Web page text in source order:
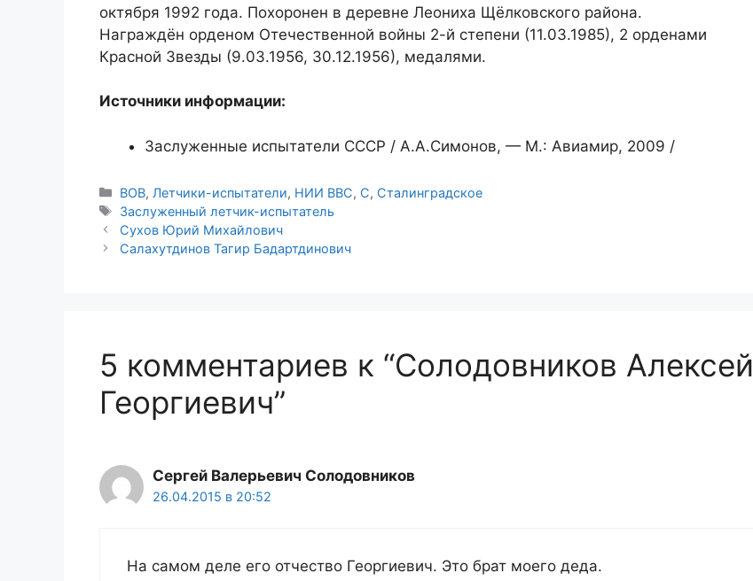
октября 1992 года. Похоронен в деревне Леониха Щёлковского района.
Награждён орденом Отечественной войны 2-й степени (11.03.1985), 2 орденами
Красной Звезды (9.03.1956, 30.12.1956), медалями.
Источники информации:
Заслуженные испытатели СССР / А.А.Симонов, — М.: Авиамир, 2009 /
Рубрики
ВОВ,Летчики-испытатели, НИИ ВВС, С, Сталинградское
Метки
Заслуженный летчик-испытатель
Сухов Юрий Михайлович
Салахутдинов Тагир Бадартдинович
5 комментариев к “Солодовников Алексей
Георгиевич”
Сергей Валерьевич Солодовников
26.04.2015 в 20:52
На самом деле его отчество Георгиевич. Это брат моего деда.